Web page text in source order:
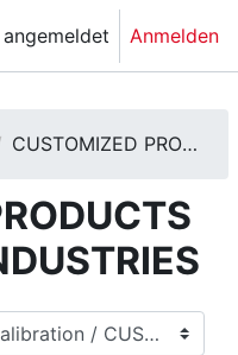
Anmelden
CUSTOMIZED PRODUCTS FOR SPECIAL INDUSTRIES